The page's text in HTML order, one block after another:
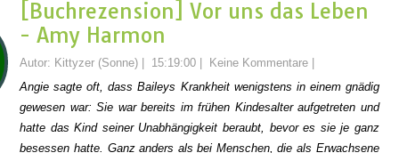
[Buchrezension] Vor uns das Leben
- Amy Harmon
Autor: Kittyzer (Sonne) 15:19:00 Keine Kommentare
Angie sagte oft, dass Baileys Krankheit wenigstens in einem gnädig
gewesen war: Sie war bereits im frühen Kindesalter aufgetreten und
hatte das Kind seiner Unabhängigkeit beraubt, bevor es sie je ganz
besessen hatte. Ganz anders als bei Menschen, die als Erwachsene